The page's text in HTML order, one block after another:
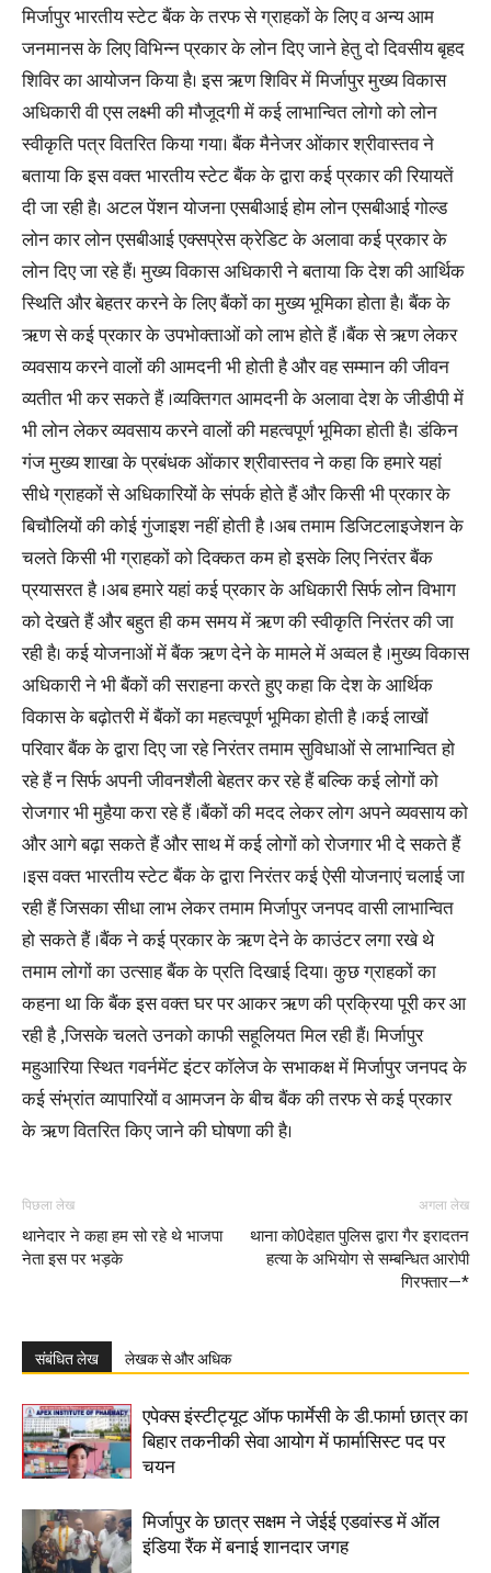
मिर्जापुर भारतीय स्टेट बैंक के तरफ से ग्राहकों के लिए व अन्य आम
जनमानस के लिए विभिन्न प्रकार के लोन दिए जाने हेतु दो दिवसीय बृहद
शिविर का आयोजन किया है। इस ऋण शिविर में मिर्जापुर मुख्य विकास
अधिकारी वी एस लक्ष्मी की मौजूदगी में कई लाभान्वित लोगो को लोन
स्वीकृति पत्र वितरित किया गया। बैंक मैनेजर ओंकार श्रीवास्तव ने
बताया कि इस वक्त भारतीय स्टेट बैंक के द्वारा कई प्रकार की रियायतें
दी जा रही है। अटल पेंशन योजना एसबीआई होम लोन एसबीआई गोल्ड
लोन कार लोन एसबीआई एक्सप्रेस क्रेडिट के अलावा कई प्रकार के
लोन दिए जा रहे हैं। मुख्य विकास अधिकारी ने बताया कि देश की आर्थिक
स्थिति और बेहतर करने के लिए बैंकों का मुख्य भूमिका होता है। बैंक के
ऋण से कई प्रकार के उपभोक्ताओं को लाभ होते हैं ।बैंक से ऋण लेकर
व्यवसाय करने वालों की आमदनी भी होती है और वह सम्मान की जीवन
व्यतीत भी कर सकते हैं ।व्यक्तिगत आमदनी के अलावा देश के जीडीपी में
भी लोन लेकर व्यवसाय करने वालों की महत्वपूर्ण भूमिका होती है। डंकिन
गंज मुख्य शाखा के प्रबंधक ओंकार श्रीवास्तव ने कहा कि हमारे यहां
सीधे ग्राहकों से अधिकारियों के संपर्क होते हैं और किसी भी प्रकार के
बिचौलियों की कोई गुंजाइश नहीं होती है ।अब तमाम डिजिटलाइजेशन के
चलते किसी भी ग्राहकों को दिक्कत कम हो इसके लिए निरंतर बैंक
प्रयासरत है ।अब हमारे यहां कई प्रकार के अधिकारी सिर्फ लोन विभाग
को देखते हैं और बहुत ही कम समय में ऋण की स्वीकृति निरंतर की जा
रही है। कई योजनाओं में बैंक ऋण देने के मामले में अव्वल है ।मुख्य विकास
अधिकारी ने भी बैंकों की सराहना करते हुए कहा कि देश के आर्थिक
विकास के बढ़ोतरी में बैंकों का महत्वपूर्ण भूमिका होती है ।कई लाखों
परिवार बैंक के द्वारा दिए जा रहे निरंतर तमाम सुविधाओं से लाभान्वित हो
रहे हैं न सिर्फ अपनी जीवनशैली बेहतर कर रहे हैं बल्कि कई लोगों को
रोजगार भी मुहैया करा रहे हैं ।बैंकों की मदद लेकर लोग अपने व्यवसाय को
और आगे बढ़ा सकते हैं और साथ में कई लोगों को रोजगार भी दे सकते हैं
।इस वक्त भारतीय स्टेट बैंक के द्वारा निरंतर कई ऐसी योजनाएं चलाई जा
रही हैं जिसका सीधा लाभ लेकर तमाम मिर्जापुर जनपद वासी लाभान्वित
हो सकते हैं ।बैंक ने कई प्रकार के ऋण देने के काउंटर लगा रखे थे
तमाम लोगों का उत्साह बैंक के प्रति दिखाई दिया। कुछ ग्राहकों का
कहना था कि बैंक इस वक्त घर पर आकर ऋण की प्रक्रिया पूरी कर आ
रही है ,जिसके चलते उनको काफी सहूलियत मिल रही हैं। मिर्जापुर
महुआरिया स्थित गवर्नमेंट इंटर कॉलेज के सभाकक्ष में मिर्जापुर जनपद के
कई संभ्रांत व्यापारियों व आमजन के बीच बैंक की तरफ से कई प्रकार
के ऋण वितरित किए जाने की घोषणा की है।
पिछला लेख
थानेदार ने कहा हम सो रहे थे भाजपा
नेता इस पर भड़के
अगला लेख
थाना को0देहात पुलिस द्वारा गैर इरादतन
हत्या के अभियोग से सम्बन्धित आरोपी
गिरफ्तार—*
संबंधित लेख लेखक से और अधिक
एपेक्स इंस्टीट्यूट ऑफ फार्मेसी के डी.फार्मा छात्र का
बिहार तकनीकी सेवा आयोग में फार्मासिस्ट पद पर
चयन
मिर्जापुर के छात्र सक्षम ने जेईई एडवांस्ड में ऑल
इंडिया रैंक में बनाई शानदार जगह